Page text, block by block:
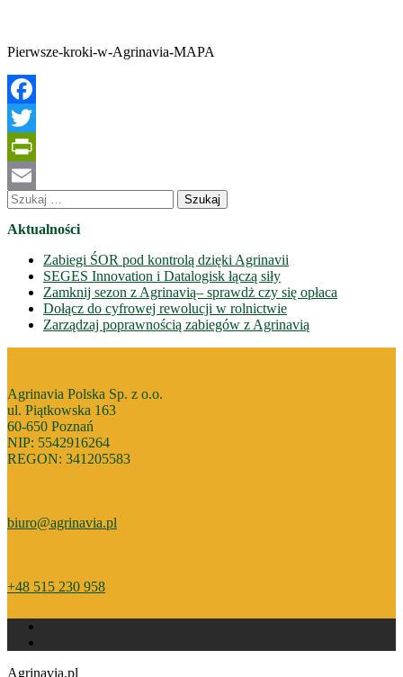
Pierwsze-kroki-w-Agrinavia-MAPA
Facebook
Twitter
PrintFriendly
Email
Szukaj:
Aktualności
Zabiegi ŚOR pod kontrolą dzięki Agrinavii
SEGES Innovation i Datalogisk łączą siły
Zamknij sezon z Agrinavią– sprawdż czy się opłaca
Dołącz do cyfrowej rewolucji w rolnictwie
Zarządzaj poprawnością zabiegów z Agrinavią
Agrinavia Polska Sp. z o.o.
ul. Piątkowska 163
60-650 Poznań
NIP: 5542916264
REGON: 341205583
biuro@agrinavia.pl
+48 515 230 958
Agrinavia.pl